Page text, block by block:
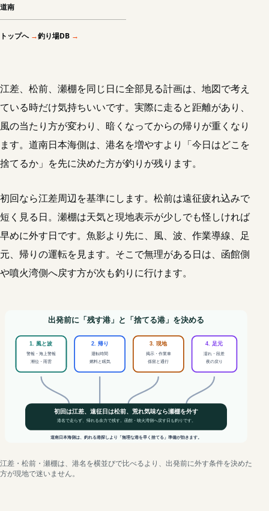
道南
トップへ 釣り場DB
江差、松前、瀬棚を同じ日に全部見る計画は、地図で考え
ている時だけ気持ちいいです。実際に走ると距離があり、
風の当たり方が変わり、暗くなってからの帰りが重くなり
ます。道南日本海側は、港名を増やすより「今日はどこを
捨てるか」を先に決めた方が釣りが残ります。
初回なら江差周辺を基準にします。松前は遠征疲れ込みで
短く見る日。瀬棚は天気と現地表示が少しでも怪しければ
早めに外す日です。魚影より先に、風、波、作業導線、足
元、帰りの運転を見ます。そこで無理がある日は、函館側
や噴火湾側へ戻す方が次も釣りに行けます。
出発前に「残す港」と「捨てる港」を決める
1. 風と波
警報・海上警報
潮位・雨雲
2. 帰り
運転時間
燃料と眠気
3. 現地
掲示・作業車
係留と通行
4. 足元
濡れ・段差
夜の戻り
初回は江差、遠征日は松前、荒れ気味なら瀬棚を外す
港名で走らず、帰れる余力で残す。函館・噴火湾側へ戻す日も釣りです。
道南日本海側は、釣れる港探しより「無理な港を早く捨てる」準備が効きます。
江差・松前・瀬棚は、港名を横並びで比べるより、出発前に外す条件を決めた
方が現地で迷いません。